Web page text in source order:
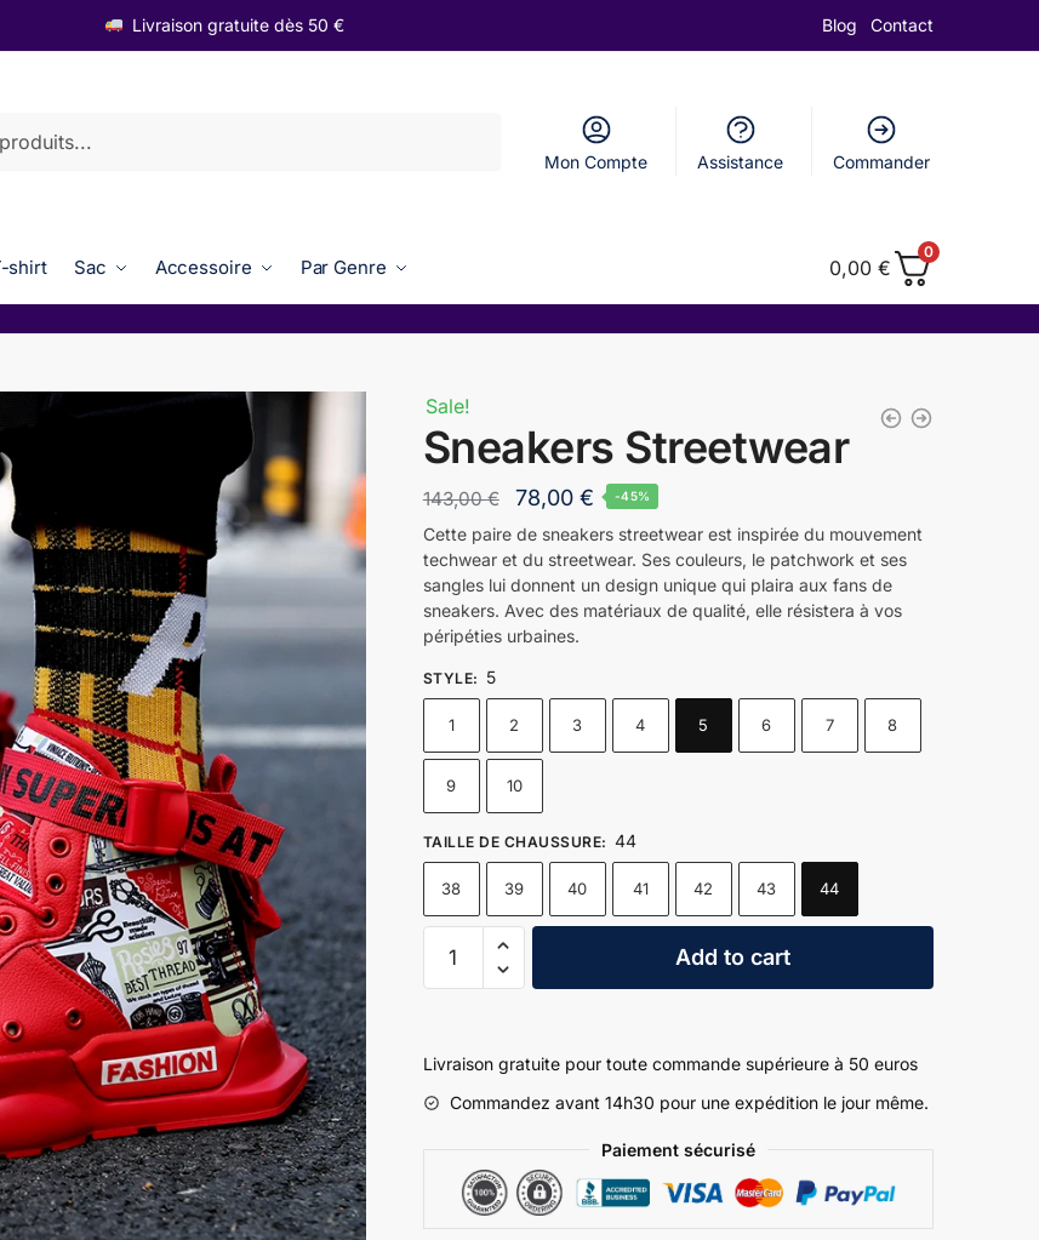
Livraison gratuite dès 50 € Blog Contact
Mon Compte Assistance Commander
shirt Sac Accessoire Par Genre
0
0,00 €
Sale!
Sneakers Streetwear
143,00€ 78,00 € -45%
Cette paire de sneakers streetwear est inspirée du mouvement
techwear et du streetwear. Ses couleurs, le patchwork et ses
sangles lui donnent un design unique qui plaira aux fans de
sneakers. Avec des matériaux de qualité, elle résistera à vos
péripéties urbaines.
STYLE: 5
1 2 3 4 5 6 7 8
9 10
TAILLE DE CHAUSSURE: 44
38 39 40 41 42 43 44
Sneakers
Streetwear
Add to cart
Livraison gratuite pour toute commande supérieure à 50 euros
Commandez avant 14h30 pour une expédition le jour même.
Paiement sécurisé